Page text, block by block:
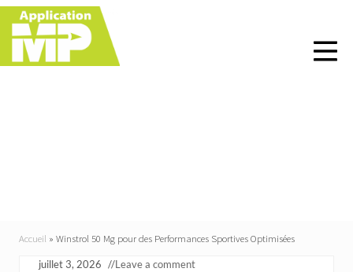
Menu
Skip
right
header
Skip
main
content
Skip
primary
sidebar
Skip
footer
Accueil » Winstrol 50 Mg pour des Performances Sportives Optimisées
juillet 3, 2026 //Leave a comment